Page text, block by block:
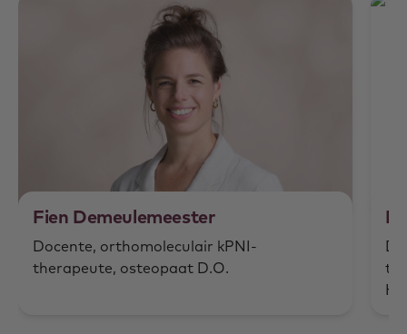
Fien Demeulemeester
Docente, orthomoleculair kPNI-
therapeute, osteopaat D.O.